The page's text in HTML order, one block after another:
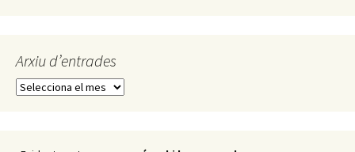
Arxiu d’entrades
Arxiu